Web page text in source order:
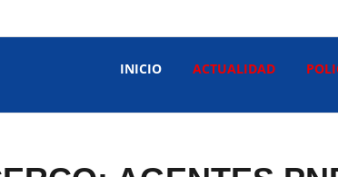
INICIO ACTUALIDAD